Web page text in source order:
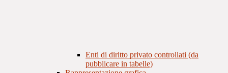
Enti di diritto privato controllati (da
pubblicare in tabelle)